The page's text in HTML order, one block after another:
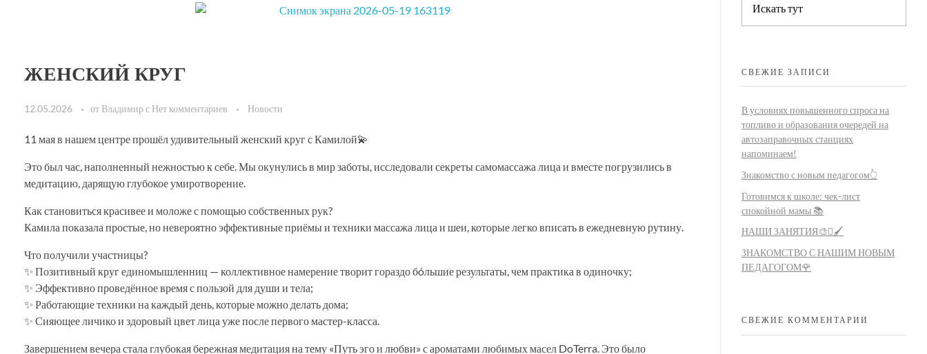
ЖЕНСКИЙ КРУГ
12.05.2026 от Владимирс Нет комментариев Новости
11 мая в нашем центре прошёл удивительный женский круг с Камилой💫
Это был час, наполненный нежностью к себе. Мы окунулись в мир заботы, исследовали секреты самомассажа лица и вместе погрузились в
медитацию, дарящую глубокое умиротворение.
Как становиться красивее и моложе с помощью собственных рук?
Камила показала простые, но невероятно эффективные приёмы и техники массажа лица и шеи, которые легко вписать в ежедневную рутину.
Что получили участницы?
✨ Позитивный круг единомышленниц — коллективное намерение творит гораздо бóльшие результаты, чем практика в одиночку;
✨ Эффективно проведённое время с пользой для души и тела;
✨ Работающие техники на каждый день, которые можно делать дома;
✨ Сияющее личико и здоровый цвет лица уже после первого мастер-класса.
Завершением вечера стала глубокая бережная медитация на тему «Путь эго и любви» с ароматами любимых масел DoTerra. Это было
СВЕЖИЕ ЗАПИСИ
В условиях повышенного спроса на
топливо и образования очередей на
автозаправочных станциях
напоминаем!
Знакомство с новым педагогом👆
Готовимся к школе: чек-лист
спокойной мамы 📚
НАШИ ЗАНЯТИЯ🎨🫟🖌️
ЗНАКОМСТВО С НАШИМ НОВЫМ
ПЕДАГОГОМ🌹
СВЕЖИЕ КОММЕНТАРИИ